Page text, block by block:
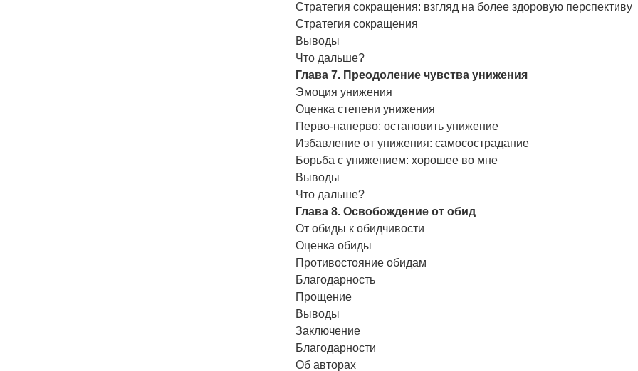
Стратегия сокращения: взгляд на более здоровую перспективу
Стратегия сокращения
Выводы
Что дальше?
Глава 7. Преодоление чувства унижения
Эмоция унижения
Оценка степени унижения
Перво-наперво: остановить унижение
Избавление от унижения: самосострадание
Борьба с унижением: хорошее во мне
Выводы
Что дальше?
Глава 8. Освобождение от обид
От обиды к обидчивости
Оценка обиды
Противостояние обидам
Благодарность
Прощение
Выводы
Заключение
Благодарности
Об авторах